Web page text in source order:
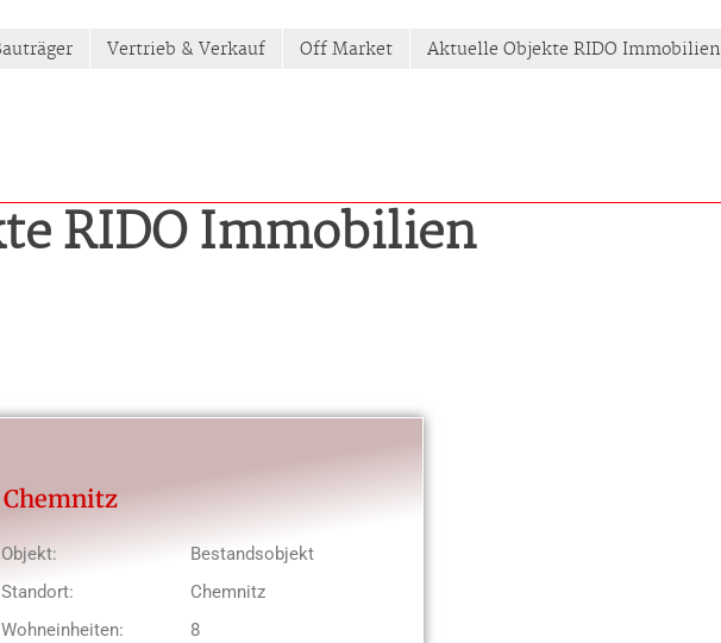
Vertrieb & Verkauf Off Market Aktuelle Objekte RIDO Immobilien
RIDO Immobilien
Chemnitz
Objekt:
Bestandsobjekt
Standort:
Chemnitz
Wohneinheiten:
8